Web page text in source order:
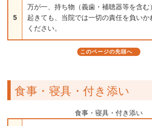
5
万が一、持ち物（義歯・補聴器等を含む
起きても、当院では一切の責任を負いか
ください。
このページの先頭へ
食事・寝具・付き添い
食事・寝具・付き添い